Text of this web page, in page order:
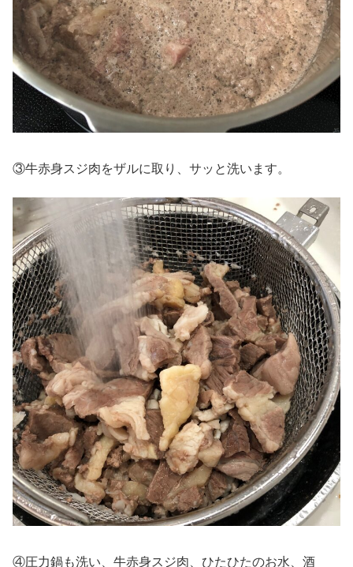
③牛赤身スジ肉をザルに取り、サッと洗います。
④圧力鍋も洗い、牛赤身スジ肉、ひたひたのお水、酒